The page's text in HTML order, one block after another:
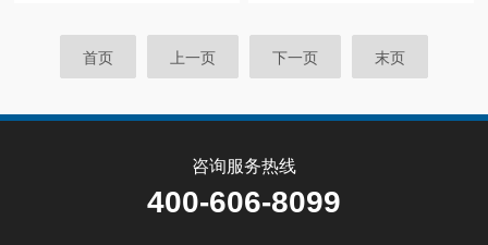
首页 上一页 下一页 末页
咨询服务热线
400-606-8099